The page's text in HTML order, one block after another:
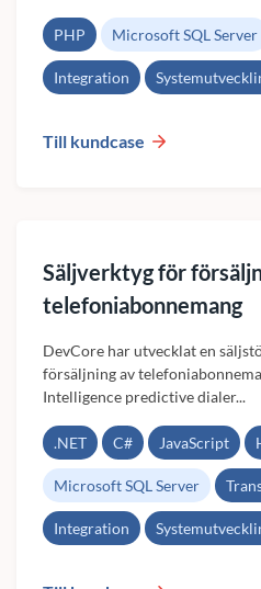
PHP Microsoft SQL Server
Integration
Till kundcase
Säljverktyg för
telefoniabonnemang
DevCore har utvecklat en
försäljning av
Intelligence predictive dialer...
.NET C# JavaScript
Microsoft SQL Server
Integration